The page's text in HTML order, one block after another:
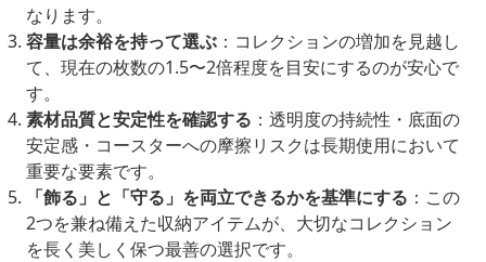
なります。
容量は余裕を持って選ぶ ：コレクションの増加を見越し
て、現在の枚数の1.5〜2倍程度を目安にするのが安心で
す。
素材品質と安定性を確認する ：透明度の持続性・底面の
安定感・コースターへの摩擦リスクは長期使用において
重要な要素です。
「飾る」と「守る」を両立できるかを基準にする ：この
2つを兼ね備えた収納アイテムが、大切なコレクション
を長く美しく保つ最善の選択です。